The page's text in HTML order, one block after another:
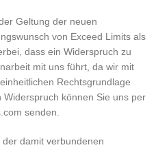
Geltung der neuen
von Exceed Limits als
dass ein Widerspruch zu
mit uns führt, da wir mit
Rechtsgrundlage
können Sie uns per
senden.
damit verbundenen